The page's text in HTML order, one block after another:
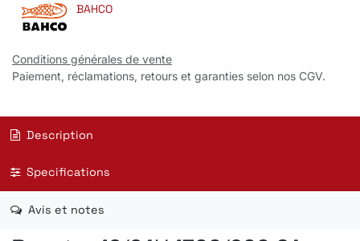
BAHCO
Conditions générales de vente
Paiement, réclamations, retours et garanties selon nos CGV.
Description
Specifications
Avis et notes